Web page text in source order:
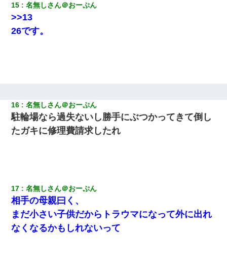
【衝撃】婚約者「兄と結婚はするけど嫁入りするわけじゃない。
お互い干渉はしないようにしましょう」→ その後に結納金の話を
隣の部屋の住民の母親、オートロックを突破してマンションに入
り込んできたみたいで、ずっとドアの前で喚いてて滅茶苦茶うる
15 名無しさん＠おーぷん
>>13
26です。
16 名無しさん＠おーぷん
駐輪場なら過失ないし勝手にぶつかってきて倒し
たガキに修理費請求したれ
17 名無しさん＠おーぷん
相手の母親曰く、
まだ小さい子供だからトラウマになって外に出れ
なくなるかもしれないって